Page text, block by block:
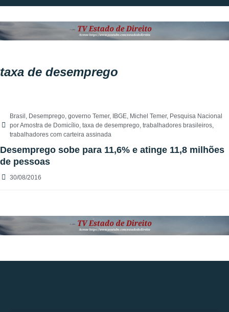
taxa de desemprego
Brasil , Desemprego, governo Temer, IBGE, Michel Temer, Pesquisa Nacional
por Amostra de Domicílio, taxa de desemprego, trabalhadores brasileiros,
trabalhadores com carteira assinada
Desemprego sobe para 11,6% e atinge 11,8 milhões
de pessoas
30/08/2016